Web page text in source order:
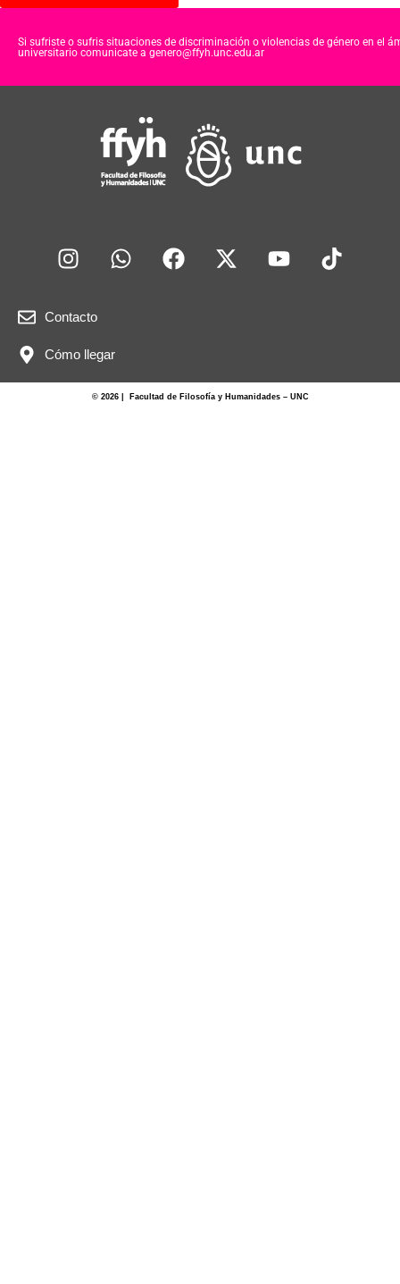
Si sufriste o sufris situaciones de discriminación o violencias de género en el
universitario comunicate a genero@ffyh.unc.edu.ar
Contacto
Cómo llegar
© 2026 | Facultad de Filosofía y Humanidades – UNC